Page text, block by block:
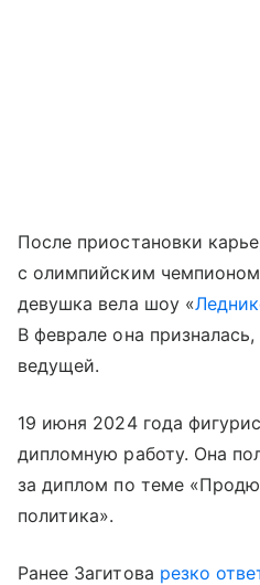
После приостановки
с олимпийским
девушка вела шоу «
В феврале она
ведущей.
19 июня 2024 года
дипломную работу. Она
за диплом по теме
политика».
Ранее Загитова резко